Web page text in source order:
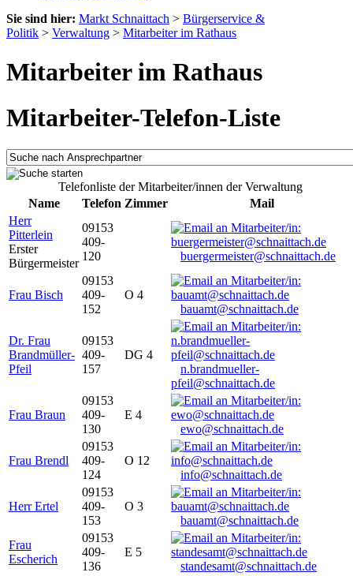
Sie sind hier: Markt Schnaittach > Bürgerservice &
Politik > Verwaltung > Mitarbeiter im Rathaus
Mitarbeiter im Rathaus
Mitarbeiter-Telefon-Liste
Telefonliste der Mitarbeiter/innen der Verwaltung
Name
Telefon Zimmer
Mail
Herr
Pitterlein
Erster
Bürgermeister
09153
409-
120
buergermeister@schnaittach.de
Frau Bisch
09153
409-
152
O 4
bauamt@schnaittach.de
Dr. Frau
Brandmüller-
Pfeil
09153
409-
157
DG 4
n.brandmueller-
pfeil@schnaittach.de
Frau Braun
09153
409-
130
E 4
ewo@schnaittach.de
Frau Brendl
09153
409-
124
O 12
info@schnaittach.de
Herr Ertel
09153
409-
153
O 3
bauamt@schnaittach.de
Frau
Escherich
09153
409-
136
E 5
standesamt@schnaittach.de